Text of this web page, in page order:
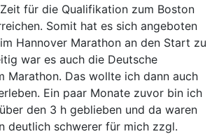
für die Qualifikation zum Boston
Somit hat es sich angeboten
Hannover Marathon an den Start zu
war es auch die Deutsche
Marathon. Das wollte ich dann auch
Ein paar Monate zuvor bin ich
den 3 h geblieben und da waren
deutlich schwerer für mich zzgl.